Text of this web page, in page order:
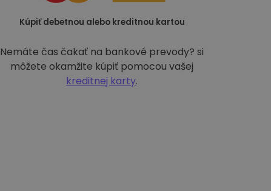
Kúpiť debetnou alebo kreditnou kartou
Nemáte čas čakať na bankové prevody? si
môžete okamžite kúpiť pomocou vašej
kreditnej karty.